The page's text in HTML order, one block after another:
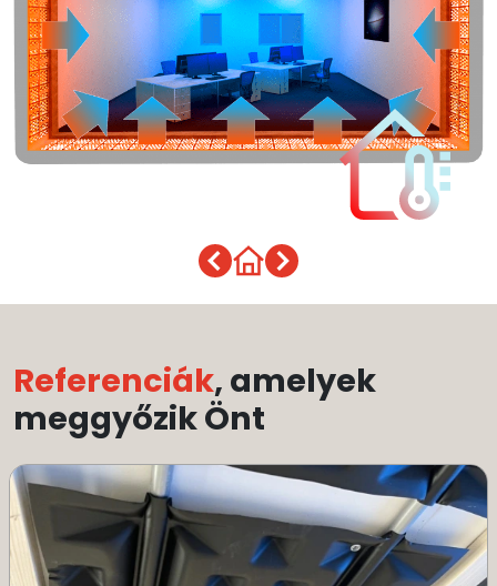
Referenciák, amelyek
meggyőzik Önt